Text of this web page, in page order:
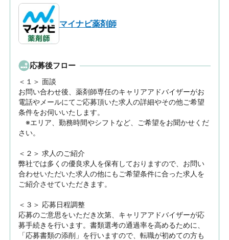
マイナビ薬剤師
応募後フロー
＜１＞ 面談
お問い合わせ後、薬剤師専任のキャリアアドバイザーがお
電話やメールにてご応募頂いた求人の詳細やその他ご希望
条件をお伺いいたします。
※エリア、勤務時間やシフトなど、ご希望をお聞かせくだ
さい。
＜２＞ 求人のご紹介
弊社では多くの優良求人を保有しておりますので、お問い
合わせいただいた求人の他にもご希望条件に合った求人を
ご紹介させていただきます。
＜３＞ 応募日程調整
応募のご意思をいただき次第、キャリアアドバイザーが応
募手続きを行います。書類選考の通過率を高めるために、
「応募書類の添削」を行いますので、転職が初めての方も